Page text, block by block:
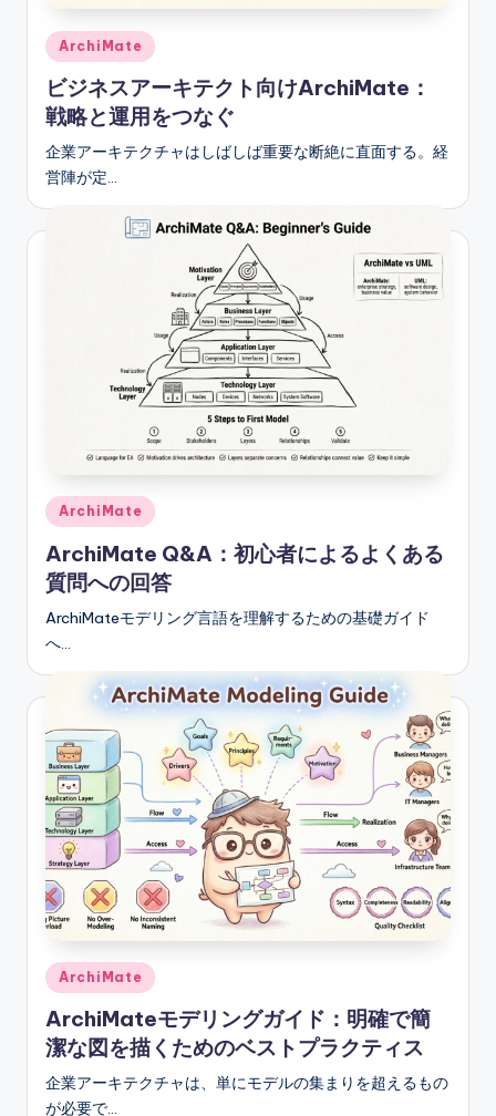
Posted
in
ArchiMate
ビジネスアーキテクト向けArchiMate：
戦略と運用をつなぐ
企業アーキテクチャはしばしば重要な断絶に直面する。経
営陣が定…
Posted
in
ArchiMate
ArchiMate Q&A：初心者によるよくある
質問への回答
ArchiMateモデリング言語を理解するための基礎ガイド
へ…
Posted
in
ArchiMate
ArchiMateモデリングガイド：明確で簡
潔な図を描くためのベストプラクティス
企業アーキテクチャは、単にモデルの集まりを超えるもの
が必要で…